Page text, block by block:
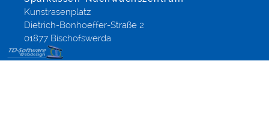
Kunstrasenplatz
Dietrich-Bonhoeffer-Straße 2
01877 Bischofswerda